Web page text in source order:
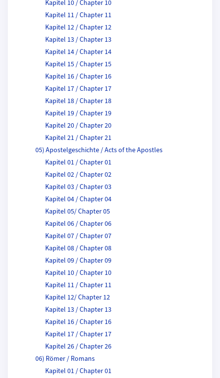
Kapitel 10 / Chapter 10
Kapitel 11 / Chapter 11
Kapitel 12 / Chapter 12
Kapitel 13 / Chapter 13
Kapitel 14 / Chapter 14
Kapitel 15 / Chapter 15
Kapitel 16 / Chapter 16
Kapitel 17 / Chapter 17
Kapitel 18 / Chapter 18
Kapitel 19 / Chapter 19
Kapitel 20 / Chapter 20
Kapitel 21 / Chapter 21
05) Apostelgeschichte / Acts of the Apostles
Kapitel 01 / Chapter 01
Kapitel 02 / Chapter 02
Kapitel 03 / Chapter 03
Kapitel 04 / Chapter 04
Kapitel 05/ Chapter 05
Kapitel 06 / Chapter 06
Kapitel 07 / Chapter 07
Kapitel 08 / Chapter 08
Kapitel 09 / Chapter 09
Kapitel 10 / Chapter 10
Kapitel 11 / Chapter 11
Kapitel 12/ Chapter 12
Kapitel 13 / Chapter 13
Kapitel 16 / Chapter 16
Kapitel 17 / Chapter 17
Kapitel 26 / Chapter 26
06) Römer / Romans
Kapitel 01 / Chapter 01